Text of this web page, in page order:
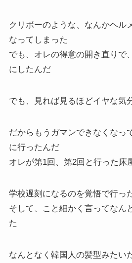
クリボーのような、なんかヘル
なってしまった
でも、オレの得意の開き直りで
にしたんだ
でも、見れば見るほどイヤな気
だからもうガマンできなくなっ
に行ったんだ
オレが第1回、第2回と行った床
学校遅刻になるのを覚悟で行っ
そして、こと細かく言ってなん
た
なんとなく韓国人の髪型みたい